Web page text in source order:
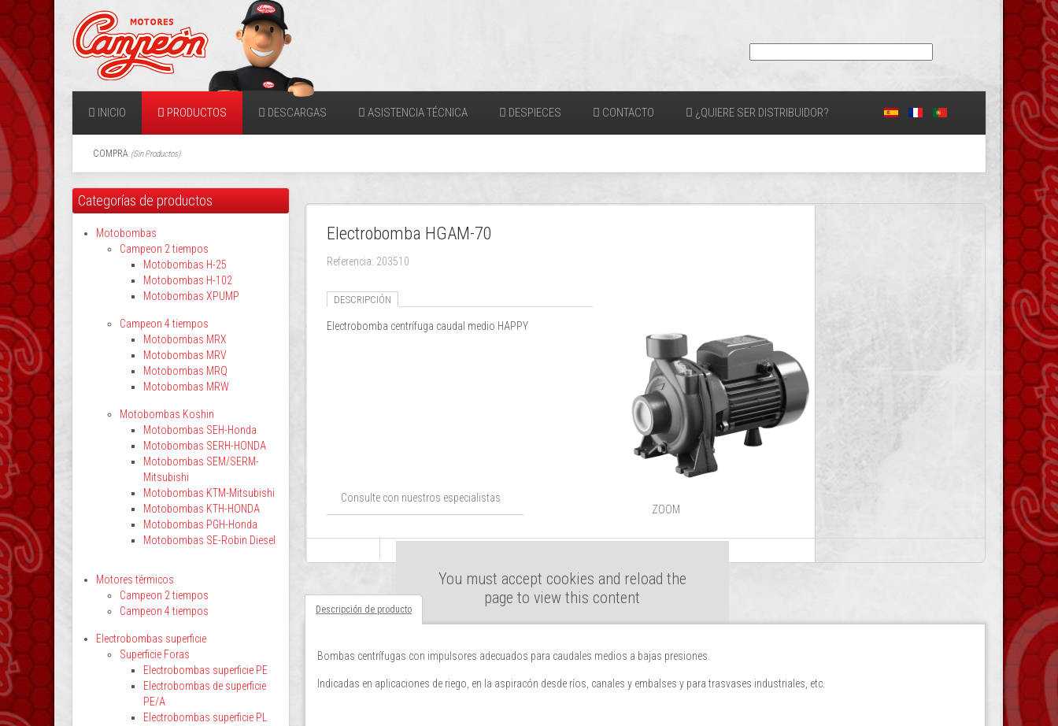
INICIO PRODUCTOS DESCARGAS ASISTENCIA TÉCNICA DESPIECES CONTACTO ¿QUIERE SER DISTRIBUIDOR?
COMPRA (Sin Productos)
Electrobomba HGAM-70
Referencia: 203510
ZOOM
DESCRIPCIÓN
Electrobomba centrífuga caudal medio HAPPY
Consulte con nuestros especialistas
You must accept cookies and reload the
page to view this content
Descripción de producto
Bombas centrífugas con impulsores adecuados para caudales medios a bajas presiones.
Indicadas en aplicaciones de riego, en la aspiracón desde ríos, canales y embalses y para trasvases industriales, etc.
Categorías de productos
Motobombas
Campeon 2 tiempos
Motobombas H-25
Motobombas H-102
Motobombas XPUMP
Campeon 4 tiempos
Motobombas MRX
Motobombas MRV
Motobombas MRQ
Motobombas MRW
Motobombas Koshin
Motobombas SEH-Honda
Motobombas SERH-HONDA
Motobombas SEM/SERM-
Mitsubishi
Motobombas KTM-Mitsubishi
Motobombas KTH-HONDA
Motobombas PGH-Honda
Motobombas SE-Robin Diesel
Motores térmicos
Campeon 2 tiempos
Campeon 4 tiempos
Electrobombas superficie
Superficie Foras
Electrobombas superficie PE
Electrobombas de superficie
PE/A
Electrobombas superficie PL